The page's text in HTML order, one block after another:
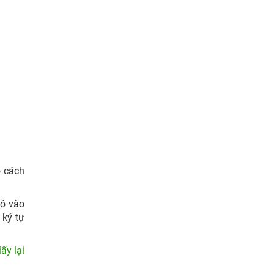
cách
vào
ký tự
lại